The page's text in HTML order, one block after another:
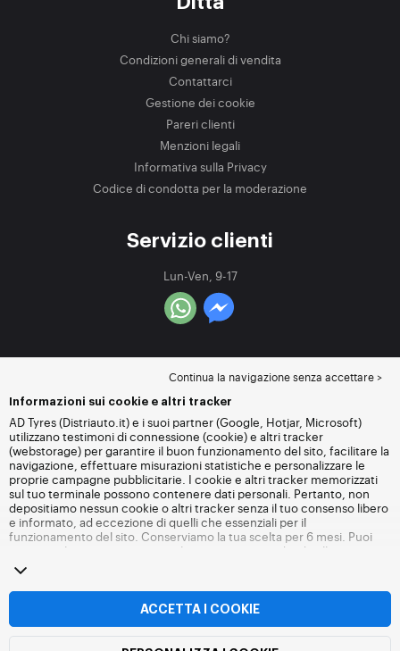
Chi siamo?
Condizioni generali di vendita
Contattarci
Gestione dei cookie
Pareri clienti
Menzioni legali
Informativa sulla Privacy
Codice di condotta per la moderazione
Servizio clienti
Lun-Ven, 9-17
Continua la navigazione senza accettare >
Informazioni sui cookie e altri tracker
AD Tyres (Distriauto.it) e i suoi partner (Google, Hotjar, Microsoft)
utilizzano testimoni di connessione (cookie) e altri tracker
(webstorage) per garantire il buon funzionamento del sito, facilitare la
navigazione, effettuare misurazioni statistiche e personalizzare le
proprie campagne pubblicitarie. I cookie e altri tracker memorizzati
sul tuo terminale possono contenere dati personali. Pertanto, non
depositiamo nessun cookie o altri tracker senza il tuo consenso libero
e informato, ad eccezione di quelli che essenziali per il
funzionamento del sito. Conserviamo la tua scelta per 6 mesi. Puoi
revocare il tuo consenso in qualsiasi momento andando alla
dei cookie e altri tracker
senza accettare il deposito di cookie o altri tracker. Il rifiuto non
impedisce l'accesso ai servizi Distriauto.it. Per maggiori informazioni,
altri tracker .
ACCETTA I COOKIE